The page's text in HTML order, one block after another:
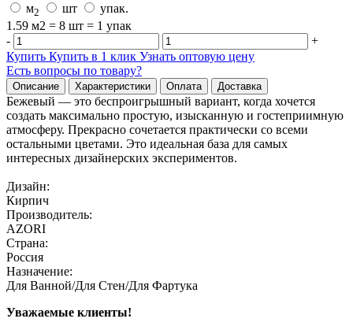
м2 шт
упак.
1.59 м2 = 8 шт = 1 упак
-
+
Купить Купить в 1 клик Узнать оптовую цену
Есть вопросы по товару?
Описание Характеристики Оплата Доставка
Бежевый — это беспроигрышный вариант, когда хочется
создать максимально простую, изысканную и гостеприимную
атмосферу. Прекрасно сочетается практически со всеми
остальными цветами. Это идеальная база для самых
интересных дизайнерских экспериментов.
Дизайн:
Кирпич
Производитель:
AZORI
Страна:
Россия
Назначение:
Для Ванной/Для Стен/Для Фартука
Уважаемые клиенты!